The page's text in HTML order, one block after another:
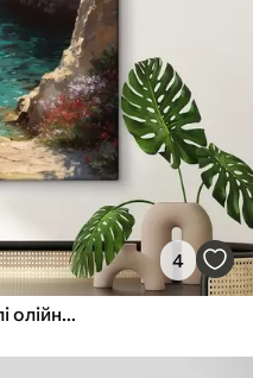
4
Морський порт із яхтою у стилі олійного живопису